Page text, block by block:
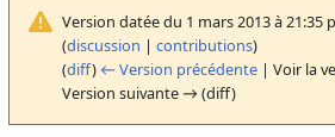
Version datée du 1 mars 2013 à 21:35
(discussion | contributions)
(diff) ← Version précédente| Voir la
Version suivante → (diff)